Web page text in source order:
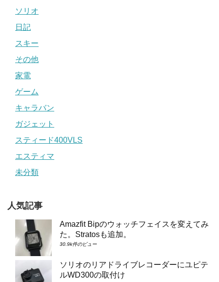
ソリオ
日記
スキー
その他
家電
ゲーム
キャラバン
ガジェット
スティード400VLS
エスティマ
未分類
人気記事
Amazfit Bipのウォッチフェイスを変えてみ
た。Stratosも追加。
30.9k件のビュー
ソリオのリアドライブレコーダーにユピテ
ルWD300の取付け